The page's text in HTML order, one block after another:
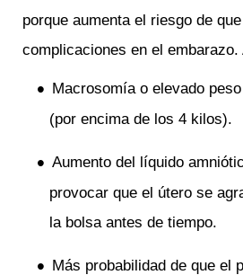
porque aumenta el riesgo de
complicaciones en el embarazo.
Macrosomía o elevado
(por encima de los 4 kilos).
Aumento del líquido
provocar que el útero se
la bolsa antes de tiempo.
Más probabilidad de que el